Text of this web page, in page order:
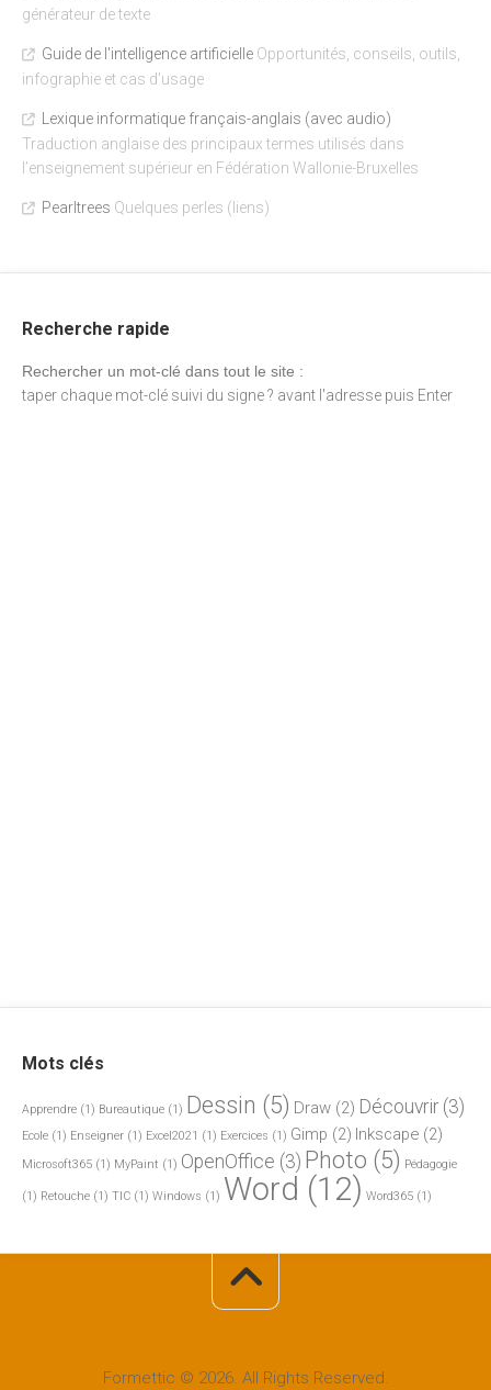
générateur de texte
Guide de l'intelligence artificielle Opportunités, conseils, outils,
infographie et cas d’usage
Lexique informatique français-anglais (avec audio)
Traduction anglaise des principaux termes utilisés dans
l’enseignement supérieur en Fédération Wallonie-Bruxelles
Pearltrees Quelques perles (liens)
Recherche rapide
Rechercher un mot-clé dans tout le site :
taper chaque mot-clé suivi du signe ? avant l'adresse puis Enter
Mots clés
Apprendre (1) Bureautique (1) Dessin (5) Draw (2) Découvrir(3)
Ecole (1) Enseigner (1) Excel2021 (1) Exercices (1) Gimp (2) Inkscape (2)
Microsoft365 (1) MyPaint (1) OpenOffice (3) Photo (5) Pédagogie
(1) Retouche (1) TIC (1) Windows (1) Word (12) Word365 (1)
Formettic © 2026. All Rights Reserved.